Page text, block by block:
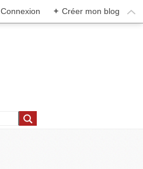
Connexion + Créer mon blog